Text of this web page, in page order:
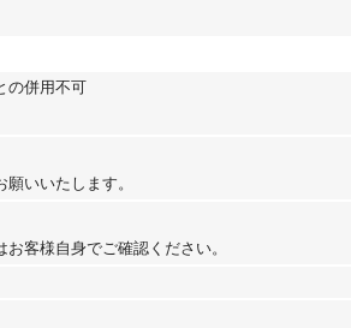
の併用不可
いいたします。
客様自身でご確認ください。